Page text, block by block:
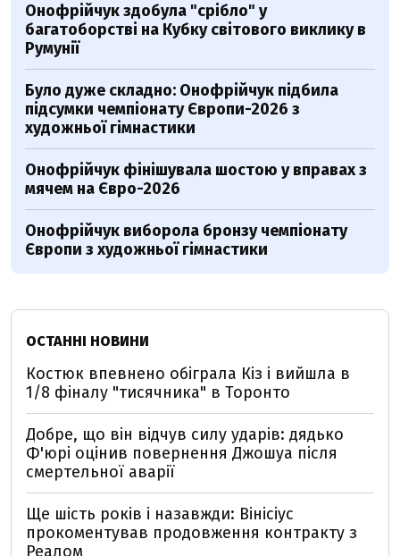
Онофрійчук здобула "срібло" у
багатоборстві на Кубку світового виклику в
Румунії
Було дуже складно: Онофрійчук підбила
підсумки чемпіонату Європи-2026 з
художньої гімнастики
Онофрійчук фінішувала шостою у вправах з
мячем на Євро-2026
Онофрійчук виборола бронзу чемпіонату
Європи з художньої гімнастики
ОСТАННІ НОВИНИ
Костюк впевнено обіграла Кіз і вийшла в
1/8 фіналу "тисячника" в Торонто
Добре, що він відчув силу ударів: дядько
Ф'юрі оцінив повернення Джошуа після
смертельної аварії
Ще шість років і назавжди: Вінісіус
прокоментував продовження контракту з
Реалом